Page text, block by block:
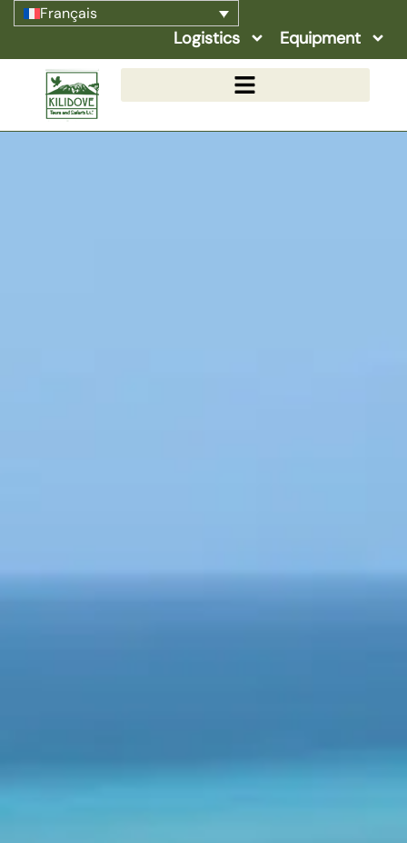
Français
Logistics Equipment